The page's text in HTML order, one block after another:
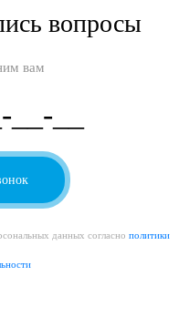
вопросы
вам
данных согласно политики